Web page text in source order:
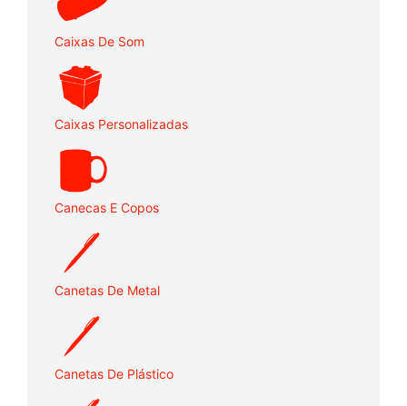
Caixas De Som
Caixas Personalizadas
Canecas E Copos
Canetas De Metal
Canetas De Plástico